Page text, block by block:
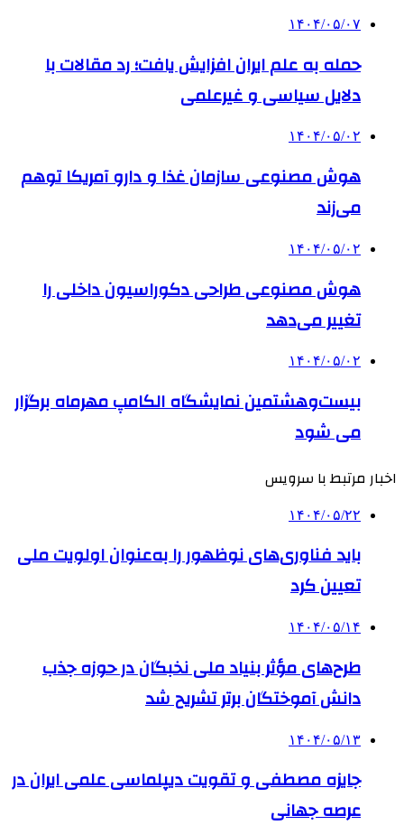
۱۴۰۴/۰۵/۰۷
حمله به علم ایران افزایش یافت؛ رد مقالات با
دلایل سیاسی و غیرعلمی
۱۴۰۴/۰۵/۰۲
هوش مصنوعی سازمان غذا و دارو آمریکا توهم
می‌زند
۱۴۰۴/۰۵/۰۲
هوش مصنوعی طراحی دکوراسیون داخلی را
تغییر می‌دهد
۱۴۰۴/۰۵/۰۲
بیست‌وهشتمین نمایشگاه الکامپ مهرماه برگزار
می شود
اخبار مرتبط با سرویس
۱۴۰۴/۰۵/۲۲
باید فناوری‌های نوظهور را به‌عنوان اولویت ملی
تعیین کرد
۱۴۰۴/۰۵/۱۴
طرح‌های مؤثر بنیاد ملی نخبگان در حوزه جذب
دانش آموختگان برتر تشریح شد
۱۴۰۴/۰۵/۱۳
جایزه مصطفی و تقویت دیپلماسی علمی ایران در
عرصه جهانی